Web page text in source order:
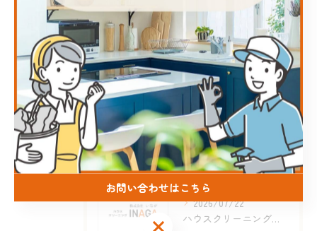
2026/08/05
ハウスクリーニングをおすすめする理由と会員特典を上手に活用する方法
2026/07/29
2026/07/22
ハウスクリーニングスキルを高めて専門家になるための資格取得と実践入門
お問い合わせはこちら
お問い合わせはこちら